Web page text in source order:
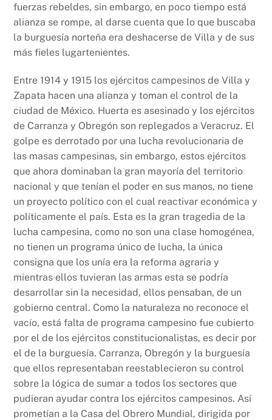
fuerzas rebeldes, sin embargo, en poco tiempo está
alianza se rompe, al darse cuenta que lo que buscaba
la burguesía norteña era deshacerse de Villa y de sus
más fieles lugartenientes.
Entre 1914 y 1915 los ejércitos campesinos de Villa y
Zapata hacen una alianza y toman el control de la
ciudad de México. Huerta es asesinado y los ejércitos
de Carranza y Obregón son replegados a Veracruz. El
golpe es derrotado por una lucha revolucionaria de
las masas campesinas, sin embargo, estos ejércitos
que ahora dominaban la gran mayoría del territorio
nacional y que tenían el poder en sus manos, no tiene
un proyecto político con el cual reactivar económica y
políticamente el país. Esta es la gran tragedia de la
lucha campesina, como no son una clase homogénea,
no tienen un programa único de lucha, la única
consigna que los unía era la reforma agraria y
mientras ellos tuvieran las armas esta se podría
desarrollar sin la necesidad, ellos pensaban, de un
gobierno central. Como la naturaleza no reconoce el
vacío, está falta de programa campesino fue cubierto
por el de los ejércitos constitucionalistas, es decir por
el de la burguesía. Carranza, Obregón y la burguesía
que ellos representaban reestablecieron su control
sobre la lógica de sumar a todos los sectores que
pudieran ayudar contra los ejércitos campesinos. Así
prometían a la Casa del Obrero Mundial, dirigida por